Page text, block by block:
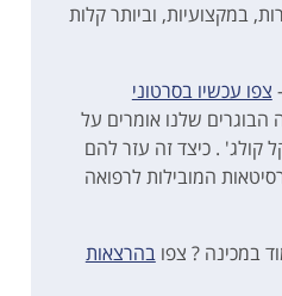
במקצועיות, וביותר קלות
צפו עכשיו בסרטוני
הבוגרים שלנו אומרים על
קולג' . כיצד זה עזר להם
המובילות לרפואה
במכינה ? צפובהרצאות